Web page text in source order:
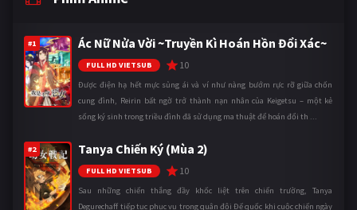
#1 Ác Nữ Nửa Vời ~Truyền Kì Hoán Hồn Đổi Xác~
FULL HD VIETSUB 10
Được điện hạ hết mực sủng ái và ví như nàng bướm rực rỡ giữa chốn
cung đình, Reirin bất ngờ trở thành nạn nhân của Keigetsu – một kẻ
sống ký sinh trong triều đình đã sử dụng ma thuật để hoán đổi th ...
#2 Tanya Chiến Ký (Mùa 2)
FULL HD VIETSUB 10
Sau những chiến thắng đầy khốc liệt trên chiến trường, Tanya
Degurechaff tiếp tục phục vụ trong quân đội Đế quốc khi cuộc chiến ngày